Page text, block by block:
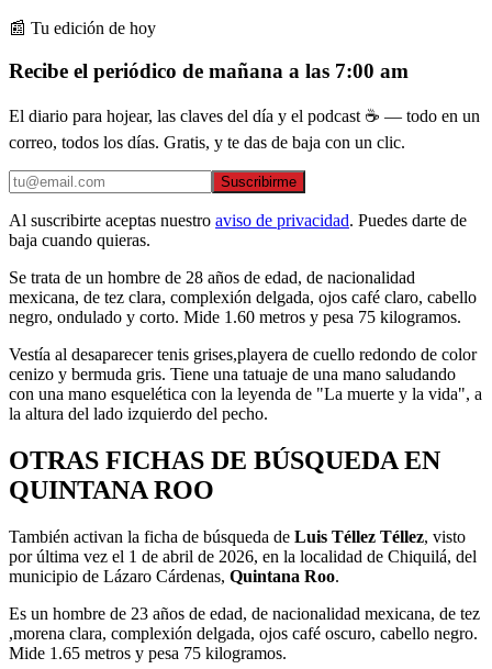
📰 Tu edición de hoy
Recibe el periódico de mañana a las 7:00 am
El diario para hojear, las claves del día y el podcast ☕ — todo en un
correo, todos los días. Gratis, y te das de baja con un clic.
Suscribirme
Al suscribirte aceptas nuestro aviso de privacidad. Puedes darte de
baja cuando quieras.
Se trata de un hombre de 28 años de edad, de nacionalidad
mexicana, de tez clara, complexión delgada, ojos café claro, cabello
negro, ondulado y corto. Mide 1.60 metros y pesa 75 kilogramos.
Vestía al desaparecer tenis grises,playera de cuello redondo de color
cenizo y bermuda gris. Tiene una tatuaje de una mano saludando
con una mano esquelética con la leyenda de "La muerte y la vida", a
la altura del lado izquierdo del pecho.
OTRAS FICHAS DE BÚSQUEDA EN
QUINTANA ROO
También activan la ficha de búsqueda de Luis Téllez Téllez, visto
por última vez el 1 de abril de 2026, en la localidad de Chiquilá, del
municipio de Lázaro Cárdenas, Quintana Roo.
Es un hombre de 23 años de edad, de nacionalidad mexicana, de tez
,morena clara, complexión delgada, ojos café oscuro, cabello negro.
Mide 1.65 metros y pesa 75 kilogramos.